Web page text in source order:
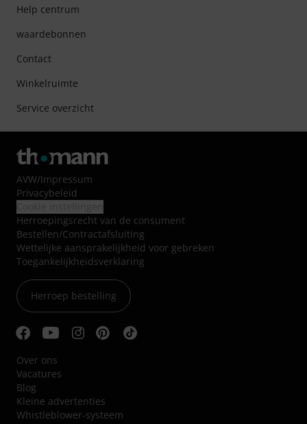
Help centrum
waardebonnen
Contact
Winkelruimte
Service overzicht
AVW/Impressum
Privacybeleid
Herroepingsrecht van de consument
Bestellen/Contractafsluiting
Wettelijke aansprakelijkheid voor gebreken
Toegankelijkheidsverklaring
Herroep bestelling
Over ons
Vacatures
Blog
Kleine advertenties
Whistleblower-systeem